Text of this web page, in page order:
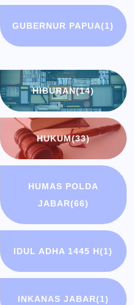
GUBERNUR PAPUA(1)
HIBURAN(14)
HUKUM(33)
HUMAS POLDA
JABAR(66)
IDUL ADHA 1445 H(1)
INKANAS JABAR(1)